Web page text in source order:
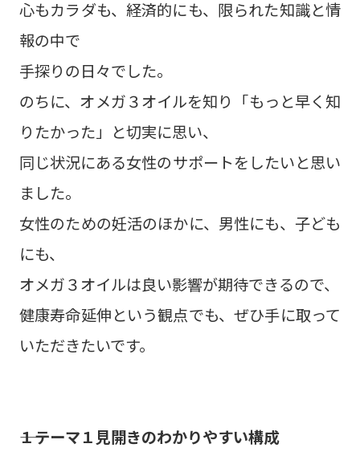
心もカラダも、経済的にも、限られた知識と情
報の中で
手探りの日々でした。
のちに、オメガ３オイルを知り「もっと早く知
りたかった」と切実に思い、
同じ状況にある女性のサポートをしたいと思い
ました。
女性のための妊活のほかに、男性にも、子ども
にも、
オメガ３オイルは良い影響が期待できるので、
健康寿命延伸という観点でも、ぜひ手に取って
いただきたいです。
――１テーマ１見開きのわかりやすい構成